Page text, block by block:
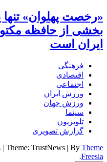
«رخصت پهلوان»
بخشی از حافظه
ایران است
فرهنگی
اقتصادی
اجتماعی
ورزش ایران
ورزش جهان
سینما
تلویزیون
گزارش تصویری
| Theme: TrustNews | By Theme
Freesia
.